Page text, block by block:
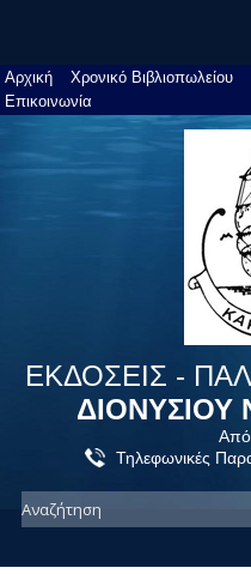
Αρχική Χρονικό Βιβλιοπωλείου
Επικοινωνία
ΕΚΔΟΣΕΙΣ -
ΔΙΟΝΥΣΙΟΥ
Τηλεφωνικές